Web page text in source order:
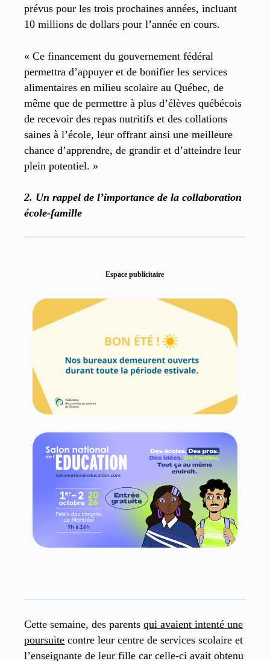
prévus pour les trois prochaines années, incluant
10 millions de dollars pour l’année en cours.
« Ce financement du gouvernement fédéral
permettra d’appuyer et de bonifier les services
alimentaires en milieu scolaire au Québec, de
même que de permettre à plus d’élèves québécois
de recevoir des repas nutritifs et des collations
saines à l’école, leur offrant ainsi une meilleure
chance d’apprendre, de grandir et d’atteindre leur
plein potentiel. »
2. Un rappel de l’importance de la collaboration
école-famille
Espace publicitaire
Cette semaine, des parentsqui avaient intenté une
poursuite contre leur centre de services scolaire et
l’enseignante de leur fille car celle-ci avait obtenu